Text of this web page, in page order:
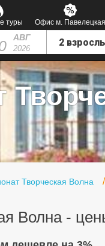
туры Офис м. Павелецкая
АВГ
2026
Творческая Волна
Волна -